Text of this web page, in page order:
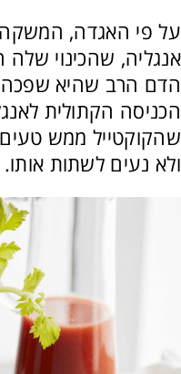
על פי האגדה, המשקה
אנגליה, שהכינוי
הדם הרב שהיא שפכה
הכניסה הקתולית
שהקוקטייל ממש
ולא נעים לשתות אותו.